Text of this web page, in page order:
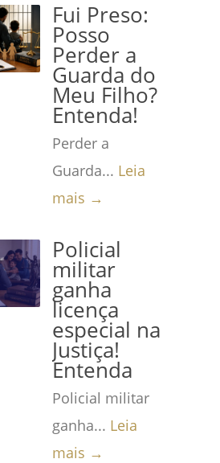
Fui Preso:
Posso
Perder a
Guarda do
Meu Filho?
Entenda!
Perder a
Guarda... Leia
mais →
Policial
militar
ganha
licença
especial na
Justiça!
Entenda
Policial militar
ganha... Leia
mais →